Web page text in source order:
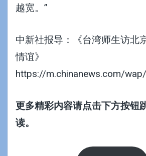
越宽。”
中新社报导：《台湾师生访北
情谊》
https://m.chinanews.com/
更多精彩内容请点击下方按钮
读。